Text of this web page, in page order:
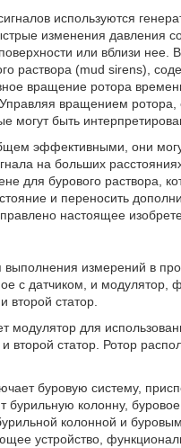
используются
изменения давления
или вблизи
раствора (mud sirens),
вращение ротора
вращением
могут быть
эффективными, они
на больших
для бурового раствора,
и переносить
настоящее
измерений в
с датчиком, и
второй статор.
модулятор для
второй статор. Ротор
буровую систему,
колонну,
колонной и
устройство,